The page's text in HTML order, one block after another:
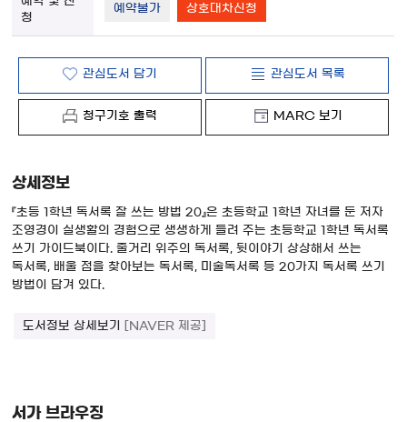
예약불가 상호대차신청
관심도서 담기 관심도서 목록
청구기호 출력 MARC 보기
상세정보
『초등 1학년 독서록 잘 쓰는 방법 20』은 초등학교 1학년 자녀를 둔 저자
조영경이 실생활의 경험으로 생생하게 들려 주는 초등학교 1학년 독서록
쓰기 가이드북이다. 줄거리 위주의 독서록, 뒷이야기 상상해서 쓰는
독서록, 배울 점을 찾아보는 독서록, 미술독서록 등 20가지 독서록 쓰기
방법이 담겨 있다.
도서정보 상세보기 [NAVER 제공]
서가 브라우징